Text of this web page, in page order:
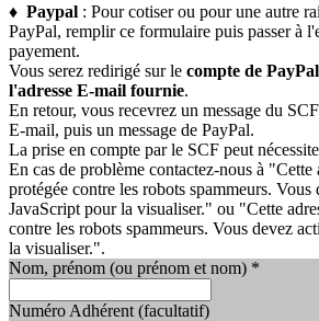
♦ Paypal : Pour cotiser ou pour une autre
PayPal, remplir ce formulaire puis passer à
payement.
Vous serez redirigé sur le compte de
l'adresse E-mail fournie.
En retour, vous recevrez un message du
E-mail, puis un message de PayPal.
La prise en compte par le SCF peut
En cas de problème contactez-nous à "Cette
protégée contre les robots spammeurs. Vous
JavaScript pour la visualiser." ou "Cette
contre les robots spammeurs. Vous devez
la visualiser.".
Nom, prénom (ou prénom et nom) *
Numéro Adhérent (facultatif)